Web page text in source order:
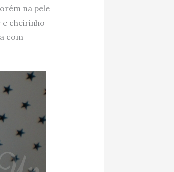
na pele
cheirinho
com